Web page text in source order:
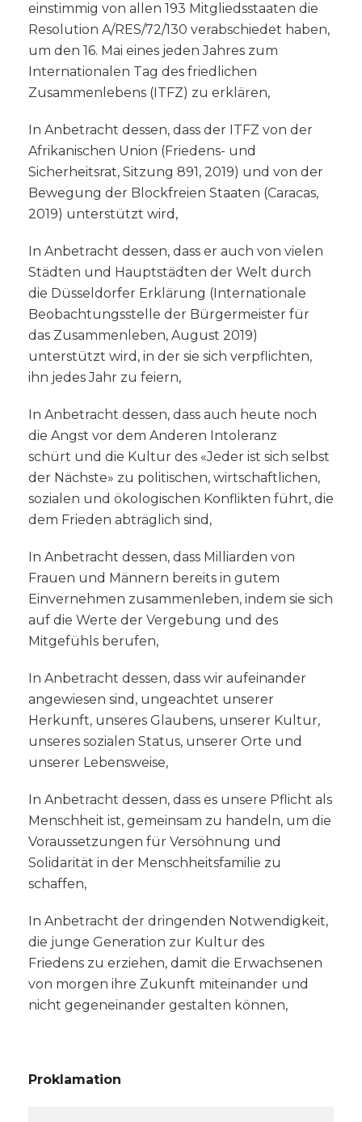
einstimmig von allen 193 Mitgliedsstaaten die
Resolution A/RES/72/130 verabschiedet haben,
um den 16. Mai eines jeden Jahres zum
Internationalen Tag des friedlichen
Zusammenlebens (ITFZ) zu erklären,
In Anbetracht dessen, dass der ITFZ von der
Afrikanischen Union (Friedens- und
Sicherheitsrat, Sitzung 891, 2019) und von der
Bewegung der Blockfreien Staaten (Caracas,
2019) unterstützt wird,
In Anbetracht dessen, dass er auch von vielen
Städten und Hauptstädten der Welt durch
die Düsseldorfer Erklärung (Internationale
Beobachtungsstelle der Bürgermeister für
das Zusammenleben, August 2019)
unterstützt wird, in der sie sich verpflichten,
ihn jedes Jahr zu feiern,
In Anbetracht dessen, dass auch heute noch
die Angst vor dem Anderen Intoleranz
schürt und die Kultur des «Jeder ist sich selbst
der Nächste» zu politischen, wirtschaftlichen,
sozialen und ökologischen Konflikten führt, die
dem Frieden abträglich sind,
In Anbetracht dessen, dass Milliarden von
Frauen und Männern bereits in gutem
Einvernehmen zusammenleben, indem sie sich
auf die Werte der Vergebung und des
Mitgefühls berufen,
In Anbetracht dessen, dass wir aufeinander
angewiesen sind, ungeachtet unserer
Herkunft, unseres Glaubens, unserer Kultur,
unseres sozialen Status, unserer Orte und
unserer Lebensweise,
In Anbetracht dessen, dass es unsere Pflicht als
Menschheit ist, gemeinsam zu handeln, um die
Voraussetzungen für Versöhnung und
Solidarität in der Menschheitsfamilie zu
schaffen,
In Anbetracht der dringenden Notwendigkeit,
die junge Generation zur Kultur des
Friedens zu erziehen, damit die Erwachsenen
von morgen ihre Zukunft miteinander und
nicht gegeneinander gestalten können,
Proklamation